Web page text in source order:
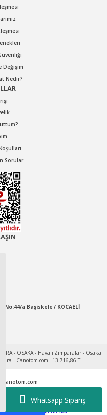
Whatsapp Sipariş
Değişim
Nedir?
Sorular
No:44/a Başiskele / KOCAELİ